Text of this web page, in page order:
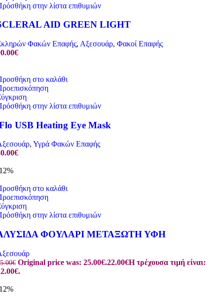
στην λίστα επιθυμιών
AID GREEN LIGHT
Φακών Επαφής, Αξεσουάρ, Φακοί Επαφής
€
στο καλάθι
στην λίστα επιθυμιών
USB Heating Eye Mask
, Υγρά Φακών Επαφής
€
στο καλάθι
στην λίστα επιθυμιών
ΦΟΥΛΑΡΙ ΜΕΤΑΞΩΤΗ ΥΦΗ
€ Original price was: 25.00€.22.00€Η τρέχουσα τιμή είναι: